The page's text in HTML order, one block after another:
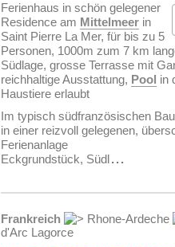
Ferienhaus in schön gelegener
Residence am Mittelmeer in
Saint Pierre La Mer, für bis zu 5
Personen, 1000m zum 7 km
Südlage, grosse Terrasse mit
reichhaltige Ausstattung, Pool in
Haustiere erlaubt
Im typisch südfranzösischen
in einer reizvoll gelegenen,
Ferienanlage
Eckgrundstück, Südl...
Frankreich
Rhone-Ardeche
d'Arc Lagorce